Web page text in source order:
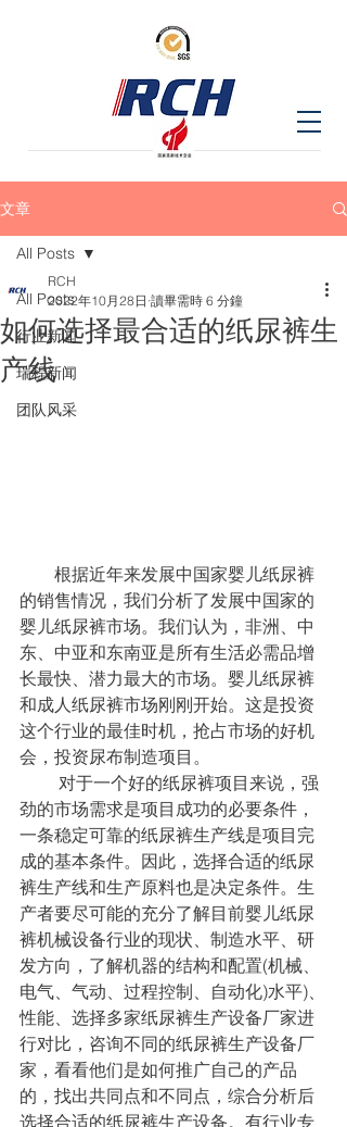
文章
All Posts
行业新闻
瑞程新闻
团队风采
All Posts
如何选择最合适的纸尿裤生
产线
RCH
2022年10月28日 讀畢需時 6 分鐘
的销售情况，我们分析了发展中国家的
婴儿纸尿裤市场。我们认为，非洲、中
东、中亚和东南亚是所有生活必需品增
长最快、潜力最大的市场。婴儿纸尿裤
和成人纸尿裤市场刚刚开始。这是投资
这个行业的最佳时机，抢占市场的好机
会，投资尿布制造项目。
劲的市场需求是项目成功的必要条件，
一条稳定可靠的纸尿裤生产线是项目完
成的基本条件。因此，选择合适的纸尿
裤生产线和生产原料也是决定条件。生
产者要尽可能的充分了解目前婴儿纸尿
裤机械设备行业的现状、制造水平、研
发方向，了解机器的结构和配置(机械、
电气、气动、过程控制、自动化)水平)、
性能、选择多家纸尿裤生产设备厂家进
行对比，咨询不同的纸尿裤生产设备厂
家，看看他们是如何推广自己的产品
的，找出共同点和不同点，综合分析后
选择合适的纸尿裤生产设备。有行业专